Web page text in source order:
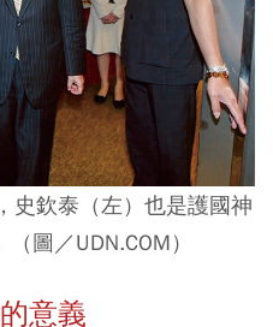
史欽泰（左）也是護國神
圖／UDN.COM）
意義